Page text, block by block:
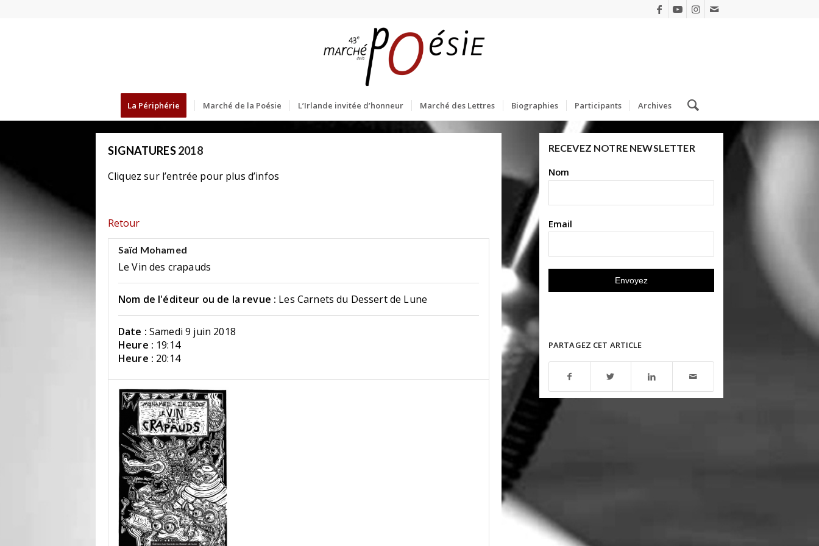
La Périphérie Marché de la Poésie L’Irlande invitée d’honneur Marché des Lettres Biographies Participants Archives
SIGNATURES2018
Cliquez sur l’entrée pour plus d’infos
Retour
Saïd Mohamed
Le Vin des crapauds
Nom de l'éditeur ou de la revue : Les Carnets du Dessert de Lune
Date : Samedi 9 juin 2018
Heure : 19:14
Heure : 20:14
RECEVEZ NOTRE NEWSLETTER
Nom
Email
PARTAGEZ CET ARTICLE